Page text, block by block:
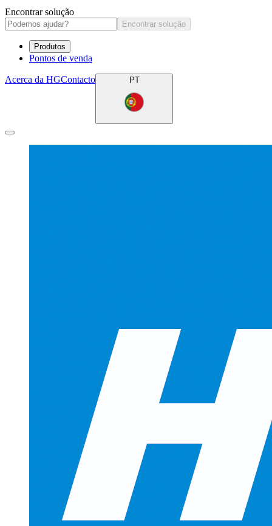
Encontrar solução
Encontrar solução
Produtos
Pontos de venda
Acerca da HGContacto PT